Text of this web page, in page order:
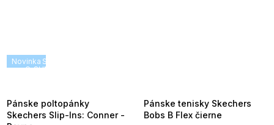
Novinka SUMMER SALE -35% ?
G_SUMMER35:35:EUR:P:f!2026-
Pánske poltopánky
Skechers Slip-Ins: Conner -
Pánske tenisky Skechers
Bobs B Flex čierne